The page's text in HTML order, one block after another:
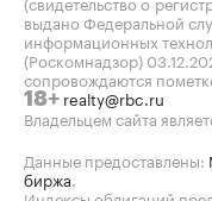
выдано Федеральной
информационных
(Роскомнадзор)
сопровождаются
18+ realty@rbc.ru
Владельцем сайта
Данные предоставлены:
биржа